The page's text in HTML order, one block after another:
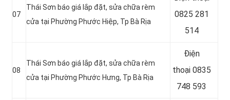
07
Thái Sơn báo giá lắp đặt, sửa chữa rèm
cửa tại Phường Phước Hiệp, Tp Bà Rịa
0825 281
514
08
Thái Sơn báo giá lắp đặt, sửa chữa rèm
cửa tại Phường Phước Hưng, Tp Bà Rịa
Điện
thoại0835
748 593